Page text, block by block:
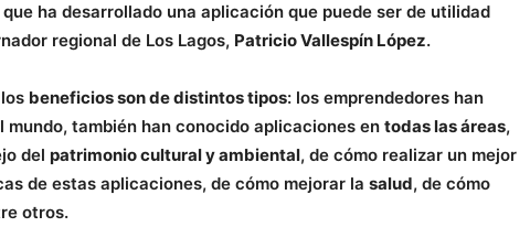
que ha desarrollado una aplicación que puede ser de utilidad
regional de Los Lagos, Patricio Vallespín López.
beneficios son de distintos tipos: los emprendedores han
también han conocido aplicaciones en todas las áreas,
del patrimonio cultural y ambiental, de cómo realizar un mejor
de estas aplicaciones, de cómo mejorar la salud, de cómo
otros.